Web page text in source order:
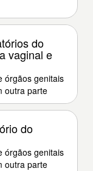
do
vaginal e
órgãos genitais
outra parte
do
órgãos genitais
outra parte